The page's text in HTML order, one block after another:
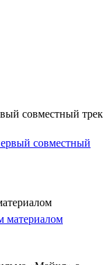
совместный трек